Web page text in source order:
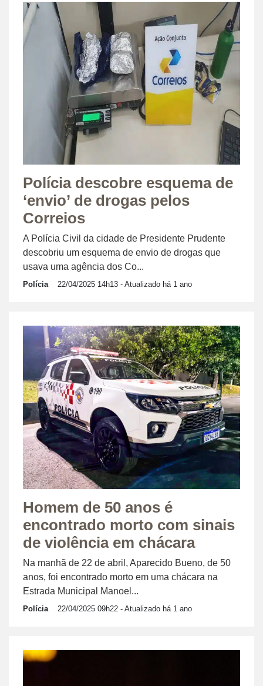
Polícia descobre esquema de
‘envio’ de drogas pelos
Correios
A Polícia Civil da cidade de Presidente Prudente
descobriu um esquema de envio de drogas que
usava uma agência dos Co...
Polícia 22/04/2025 14h13 - Atualizado há 1 ano
Homem de 50 anos é
encontrado morto com sinais
de violência em chácara
Na manhã de 22 de abril, Aparecido Bueno, de 50
anos, foi encontrado morto em uma chácara na
Estrada Municipal Manoel...
Polícia 22/04/2025 09h22 - Atualizado há 1 ano